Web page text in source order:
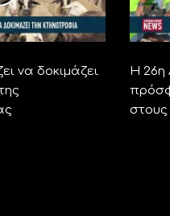
να δοκιμάζει
Η 26η
στους